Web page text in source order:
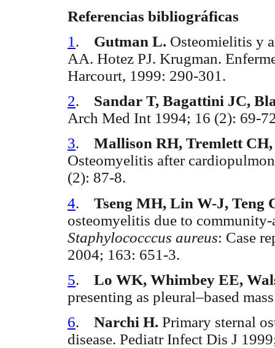
Referencias bibliográficas
1 . Gutman L. Osteomielitis y
AA. Hotez PJ. Krugman.
Harcourt, 1999: 290-301.
2. Sandar T, Bagattini JC,
Arch Med Int 1994; 16 (2): 69-
3. Mallison RH, Tremlett
Osteomyelitis after
(2): 87-8.
4. Tseng MH, Lin W-J, Teng
osteomyelitis due to
Staphylococccus aureus: Case
2004; 163: 651-3.
5. Lo WK, Whimbey EE,
presenting as pleural–based
6. Narchi H. Primary sternal
disease. Pediatr Infect Dis J